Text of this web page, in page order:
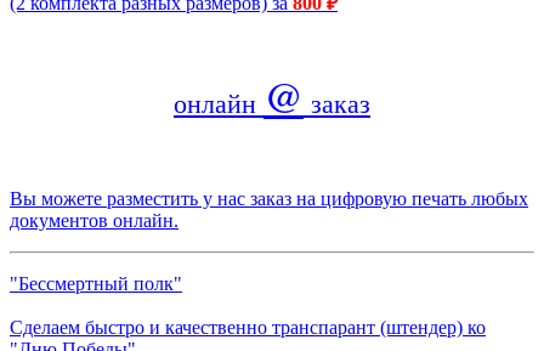
онлайн @ заказ
Вы можете разместить у нас заказ на цифровую печать любых
документов онлайн.
"Бессмертный полк"
Сделаем быстро и качественно транспарант (штендер) ко